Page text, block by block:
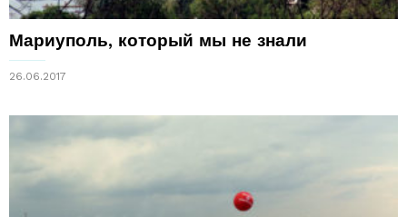
Мариуполь, который мы не знали
26.06.2017